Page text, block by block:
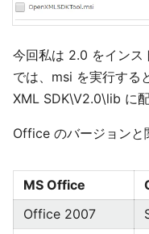
今回私は 2.0 をインス
では、msi を実行す
XML SDK\V2.0\lib に配
Office のバージョンと
MS Office
Office 2007